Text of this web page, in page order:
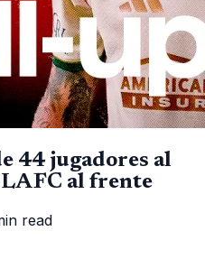
44 jugadores al
al frente
read